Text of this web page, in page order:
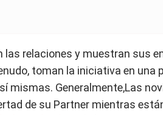
las relaciones y muestran sus
toman la iniciativa en una
mismas. Generalmente,Las
de su Partner mientras